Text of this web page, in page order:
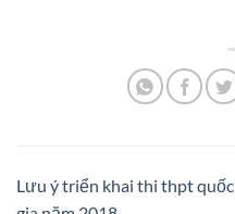
Lưu ý triển khai thi thpt quốc